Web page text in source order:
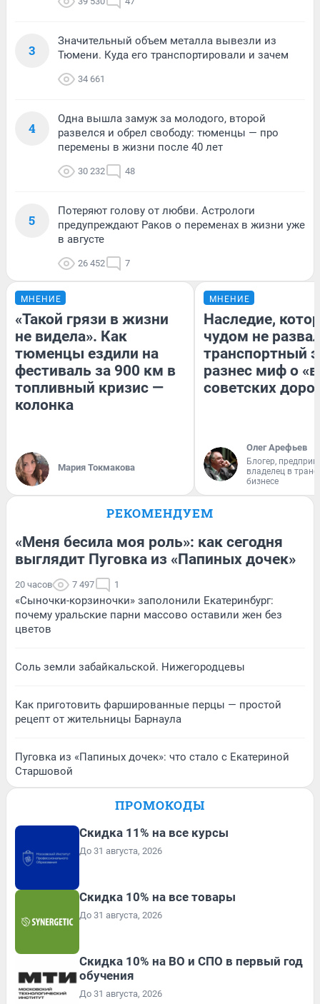
3
Значительный объем металла вывезли из
Тюмени. Куда его транспортировали и зачем
34 661
4
Одна вышла замуж за молодого, второй
развелся и обрел свободу: тюменцы — про
перемены в жизни после 40 лет
30 232 48
5
Потеряют голову от любви. Астрологи
предупреждают Раков о переменах в жизни уже
в августе
26 452 7
МНЕНИЕ
«Такой грязи в жизни
не видела». Как
тюменцы ездили на
фестиваль за 900 км в
топливный кризис —
колонка
Мария Токмакова
МНЕНИЕ
Наследие,
чудом не
транспортный
разнес миф о
советских
Олег Арефьев
Блогер,
владелец в
бизнесе
РЕКОМЕНДУЕМ
«Меня бесила моя роль»: как сегодня
выглядит Пуговка из «Папиных дочек»
20 часов 7 497 1
«Сыночки-корзиночки» заполонили Екатеринбург:
почему уральские парни массово оставили жен без
цветов
Соль земли забайкальской. Нижегородцевы
Как приготовить фаршированные перцы — простой
рецепт от жительницы Барнаула
Пуговка из «Папиных дочек»: что стало с Екатериной
Старшовой
ПРОМОКОДЫ
Скидка 11% на все курсы
До 31 августа, 2026
Скидка 10% на все товары
До 31 августа, 2026
Скидка 10% на ВО и СПО в первый год
обучения
До 31 августа, 2026